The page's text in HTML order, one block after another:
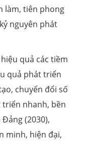
làm, tiên phong
nguyên phát
quả các tiềm
quả phát triển
chuyển đổi số
triển nhanh, bền
(2030),
minh, hiện đại,